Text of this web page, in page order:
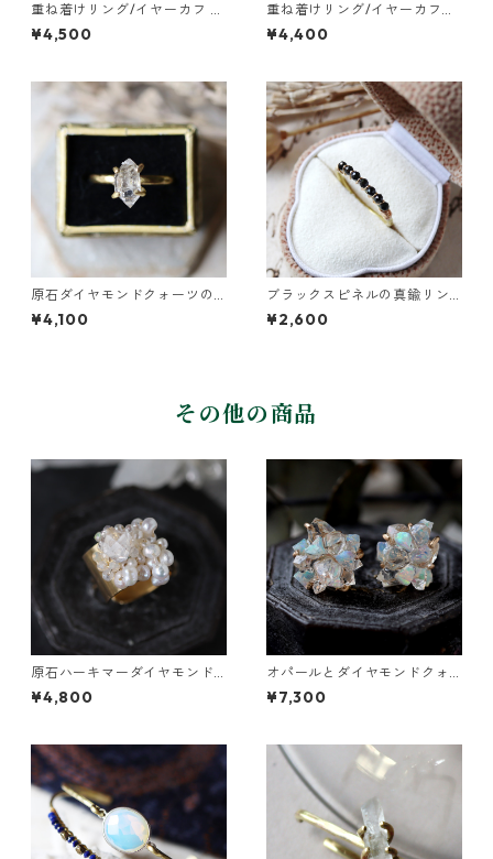
重ね着けリング/イヤーカフ 真
鍮つちめ幅広・ブラックスピ
ネル
¥4,500
重ね着けリング/イヤーカフ
真鍮つちめ幅広・ガーネット
¥4,400
原石ダイヤモンドクォーツの
イヤーカフ/リング
¥4,100
ブラックスピネルの真鍮リン
グ
¥2,600
その他の商品
原石ハーキマーダイヤモンド
と鉱物結晶の真鍮幅広イヤー
カフ
¥4,800
オパールとダイヤモンドクォ
ーツのピアス
¥7,300